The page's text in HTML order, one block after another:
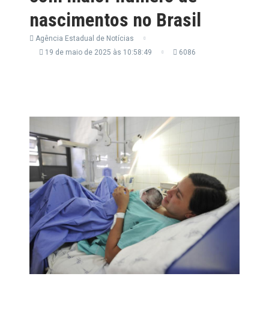
nascimentos no Brasil
Agência Estadual de Notícias
19 de maio de 2025 às 10:58:49
6086